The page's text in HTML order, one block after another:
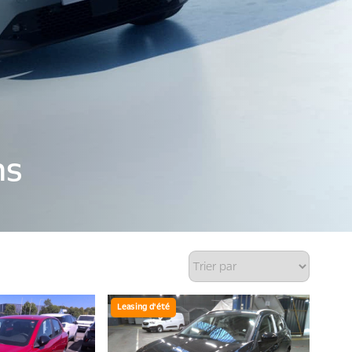
Leasing d'été